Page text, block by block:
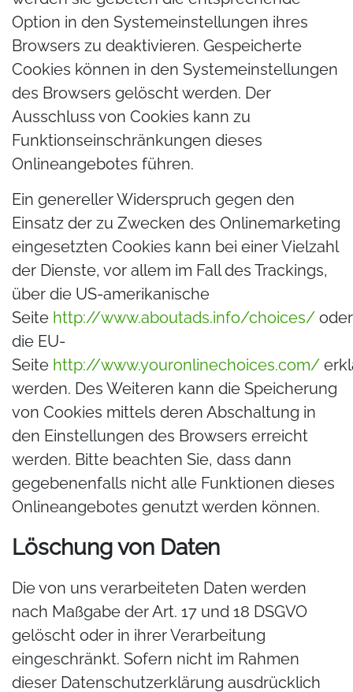
Option in den Systemeinstellungen ihres
Browsers zu deaktivieren. Gespeicherte
Cookies können in den Systemeinstellungen
des Browsers gelöscht werden. Der
Ausschluss von Cookies kann zu
Funktionseinschränkungen dieses
Onlineangebotes führen.
Ein genereller Widerspruch gegen den
Einsatz der zu Zwecken des Onlinemarketing
eingesetzten Cookies kann bei einer Vielzahl
der Dienste, vor allem im Fall des Trackings,
über die US-amerikanische
Seite http://www.aboutads.info/choices/ oder
die EU-
Seite http://www.youronlinechoices.com/
werden. Des Weiteren kann die Speicherung
von Cookies mittels deren Abschaltung in
den Einstellungen des Browsers erreicht
werden. Bitte beachten Sie, dass dann
gegebenenfalls nicht alle Funktionen dieses
Onlineangebotes genutzt werden können.
Löschung von Daten
Die von uns verarbeiteten Daten werden
nach Maßgabe der Art. 17 und 18 DSGVO
gelöscht oder in ihrer Verarbeitung
eingeschränkt. Sofern nicht im Rahmen
dieser Datenschutzerklärung ausdrücklich